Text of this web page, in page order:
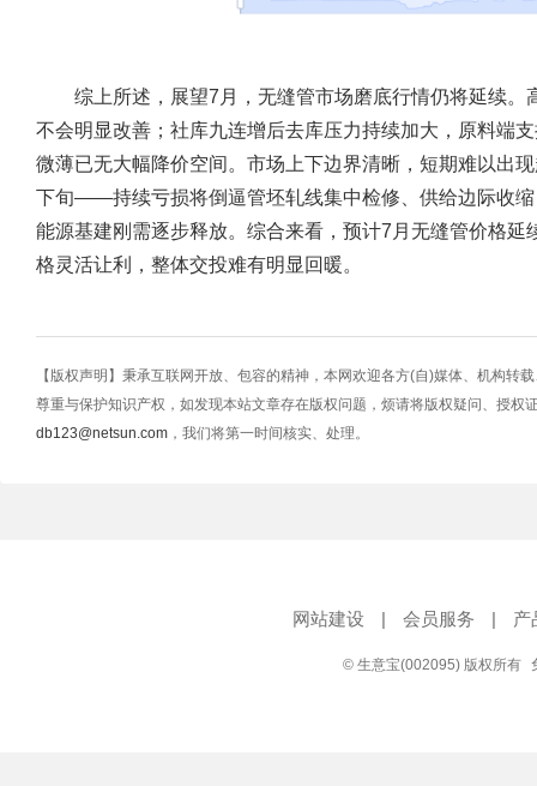
综上所述， 展望7月，无缝管市场磨底行情仍将延续
不会明显改善；社库九连增后去库压力持续加大，原料端
微薄已无大幅降价空间。市场上下边界清晰，短期难以出
下旬——持续亏损将倒逼管坯轧线集中检修、供给边际收
能源基建刚需逐步释放。综合来看，预计7月无缝管价格
格灵活让利，整体交投难有明显回暖。
【版权声明】秉承互联网开放、包容的精神，本网欢迎各方(自)媒体、机构转
尊重与保护知识产权，如发现本站文章存在版权问题，烦请将版权疑问、授权
db123@netsun.com ，我们将第一时间核实、处理。
网站建设 | 会员服务 | 产
© 生意宝(002095) 版权所有